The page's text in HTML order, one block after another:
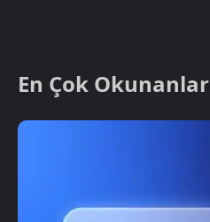
En Çok Okunanlar